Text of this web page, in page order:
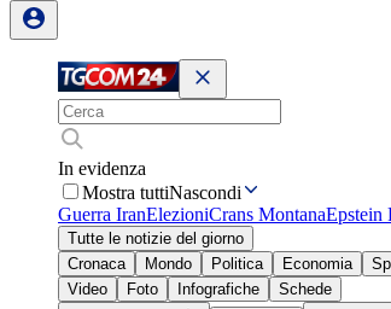
In evidenza
Mostra tuttiNascondi
Guerra IranElezioniCrans MontanaEpstein
Tutte le notizie del giorno
Cronaca
Mondo Politica Economia
Video
Foto Infografiche
Schede